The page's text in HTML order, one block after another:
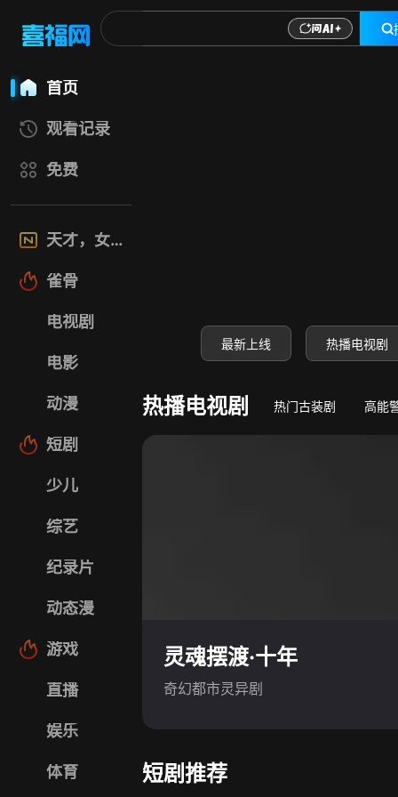
首页
观看记录
免费
天才，女友
雀骨
电视剧
电影
动漫
短剧
少儿
综艺
纪录片
动态漫
游戏
直播
娱乐
体育
最新上线 热播电视剧
热播电视剧 热门古装剧 高能
灵魂摆渡·十年
奇幻都市灵异剧
短剧推荐